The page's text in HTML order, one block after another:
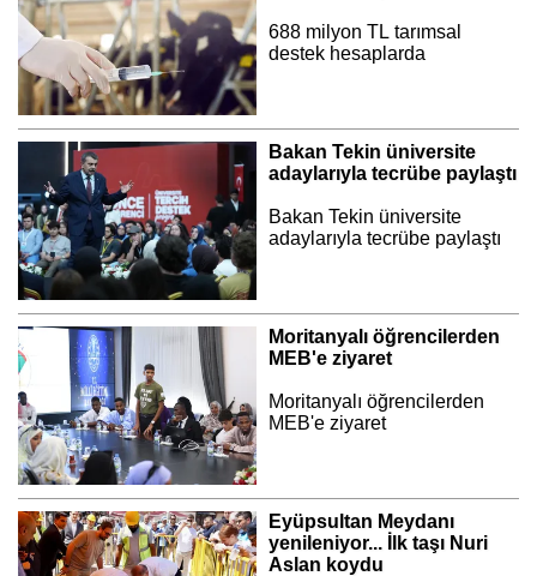
688 milyon TL tarımsal
destek hesaplarda
Bakan Tekin üniversite
adaylarıyla tecrübe paylaştı
Bakan Tekin üniversite
adaylarıyla tecrübe paylaştı
Moritanyalı öğrencilerden
MEB'e ziyaret
Moritanyalı öğrencilerden
MEB'e ziyaret
Eyüpsultan Meydanı
yenileniyor... İlk taşı Nuri
Aslan koydu